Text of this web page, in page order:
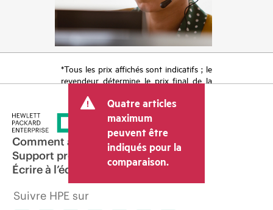
*Tous les prix affichés sont indicatifs ; le
revendeur détermine le prix final de la
tels que la TVA ou les taxes sur la vente
et les frais d’expédition. Le prix de la
transaction déterminé par le revendeur
peut varier par rapport à d’autres
revendeurs et au prix indicatif affiché.
Les prix indicatifs peuvent inclure des
offres promotionnelles limitées dans le
temps. HPE se réserve le droit d’ajuster
les prix à tout moment pour diverses
raisons, notamment, mais sans s’y limiter,
Quatre articles
maximum
peuvent être
indiqués pour la
comparaison.
Comment acheter
Support produit
Écrire à l’équipe commerciale
Suivre HPE sur